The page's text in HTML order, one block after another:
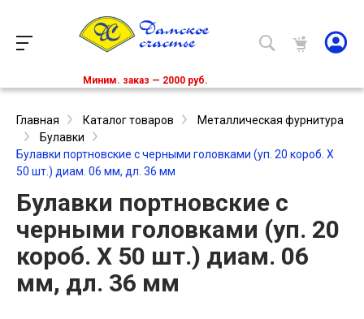
Миним. заказ — 2000 руб.
Главная Каталог товаров
Металлическая фурнитура
Булавки
Булавки портновские с черными головками (уп. 20 короб. Х
50 шт.) диам. 06 мм, дл. 36 мм
Булавки портновские с
черными головками (уп. 20
короб. Х 50 шт.) диам. 06
мм, дл. 36 мм